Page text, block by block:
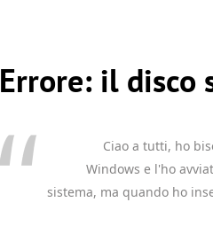
Errore: il disco
Ciao a tutti, ho
Windows e l'ho
sistema, ma quando ho